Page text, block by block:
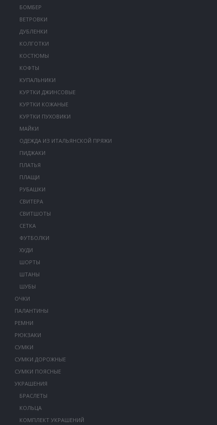
БОМБЕР
ВЕТРОВКИ
ДУБЛЕНКИ
КОЛГОТКИ
КОСТЮМЫ
КОФТЫ
КУПАЛЬНИКИ
КУРТКИ ДЖИНСОВЫЕ
КУРТКИ КОЖАНЫЕ
КУРТКИ ПУХОВИКИ
МАЙКИ
ОДЕЖДА ИЗ ИТАЛЬЯНСКОЙ ПРЯЖИ
ПИДЖАКИ
ПЛАТЬЯ
ПЛАЩИ
РУБАШКИ
СВИТЕРА
СВИТШОТЫ
СЕТКА
ФУТБОЛКИ
ХУДИ
ШОРТЫ
ШТАНЫ
ШУБЫ
ОЧКИ
ПАЛАНТИНЫ
РЕМНИ
РЮКЗАКИ
СУМКИ
СУМКИ ДОРОЖНЫЕ
СУМКИ ПОЯСНЫЕ
УКРАШЕНИЯ
БРАСЛЕТЫ
КОЛЬЦА
КОМПЛЕКТ УКРАШЕНИЙ